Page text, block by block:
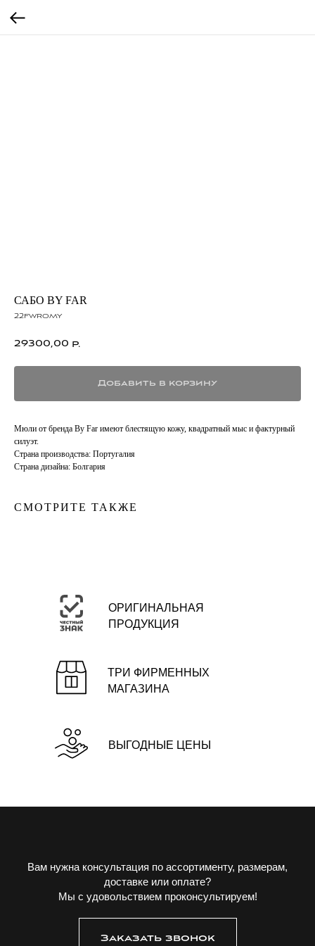
САБО BY FAR
22fwromy
29300,00 р.
Добавить в корзину
Мюли от бренда By Far имеют блестящую кожу, квадратный мыс и фактурный
силуэт.
Страна производства: Португалия
Страна дизайна: Болгария
СМОТРИТЕ ТАКЖЕ
ОРИГИНАЛЬНАЯ
ПРОДУКЦИЯ
ТРИ ФИРМЕННЫХ
МАГАЗИНА
ВЫГОДНЫЕ ЦЕНЫ
Вам нужна консультация по ассортименту, размерам,
доставке или оплате?
Мы с удовольствием проконсультируем!
Заказать звонок